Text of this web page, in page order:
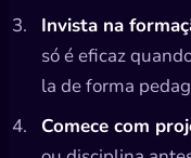
Invista na
só é eficaz
la de forma
Comece com